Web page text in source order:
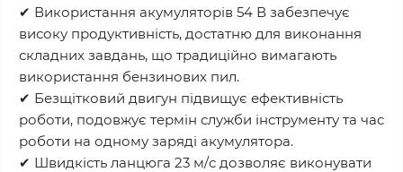
✔ Використання акумуляторів 54 В забезпечує
високу продуктивність, достатню для виконання
складних завдань, що традиційно вимагають
використання бензинових пил.
✔ Безщітковий двигун підвищує ефективність
роботи, подовжує термін служби інструменту та час
роботи на одному заряді акумулятора.
✔ Швидкість ланцюга 23 м/с дозволяє виконувати